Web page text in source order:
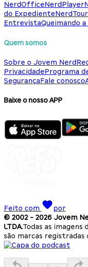
NerdOfficeNerdPlayer
do ExpedienteNerdTour
EntrevistaQueimando a
Quem somos
Sobre o Jovem Nerd
PrivacidadePrograma
SegurançaFale conosco
Baixe o nosso APP
Feito com
por
© 2002 - 2026 Jovem
LTDA.Todas as imagens
são marcas